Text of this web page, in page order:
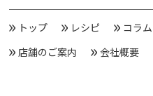
トップ レシピ コラム
店舗のご案内
会社概要